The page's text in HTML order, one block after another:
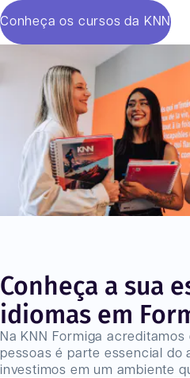
Conheça os cursos da KNN
Conheça a sua
idiomas em
Na KNN Formiga
pessoas é parte essencial do
investimos em um ambiente